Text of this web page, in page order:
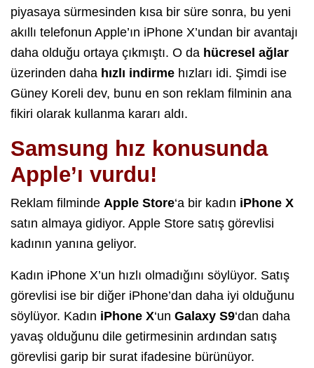
piyasaya sürmesinden kısa bir süre sonra, bu yeni
akıllı telefonun Apple’ın iPhone X’undan bir avantajı
daha olduğu ortaya çıkmıştı. O da hücresel ağlar
üzerinden daha hızlı indirme hızları idi. Şimdi ise
Güney Koreli dev, bunu en son reklam filminin ana
fikiri olarak kullanma kararı aldı.
Samsung hız konusunda
Apple’ı vurdu!
Reklam filminde Apple Store‘a bir kadın iPhone X
satın almaya gidiyor. Apple Store satış görevlisi
kadının yanına geliyor.
Kadın iPhone X’un hızlı olmadığını söylüyor. Satış
görevlisi ise bir diğer iPhone’dan daha iyi olduğunu
söylüyor. Kadın iPhone X‘un Galaxy S9‘dan daha
yavaş olduğunu dile getirmesinin ardından satış
görevlisi garip bir surat ifadesine bürünüyor.